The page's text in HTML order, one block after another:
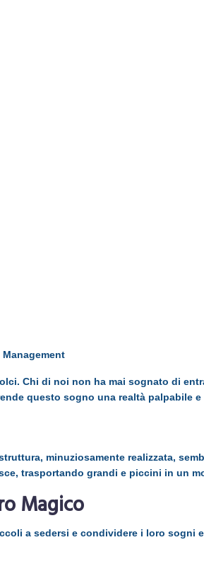
Chi di noi non ha mai sognato di
questo sogno una realtà palpabile
minuziosamente realizzata,
trasportando grandi e piccini in un
Magico
a sedersi e condividere i loro sogni